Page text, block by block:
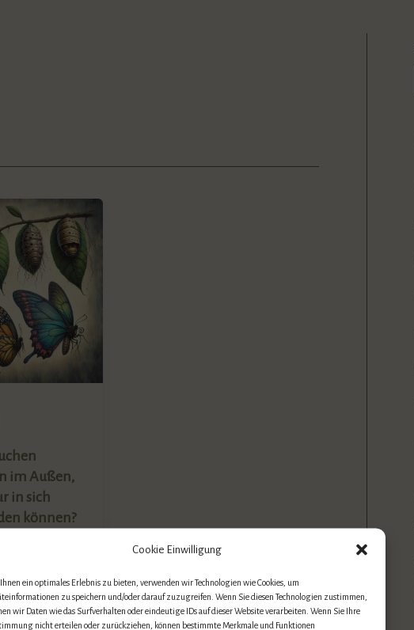
Cookie Einwilligung
ein optimales Erlebnis zu bieten, verwenden wir Technologien wie Cookies, um
zu speichern und/oder darauf zuzugreifen. Wenn Sie diesen Technologien zustimmen,
wir Daten wie das Surfverhalten oder eindeutige IDs auf dieser Website verarbeiten. Wenn Sie Ihre
nicht erteilen oder zurückziehen, können bestimmte Merkmale und Funktionen
im Außen,
in sich
können?